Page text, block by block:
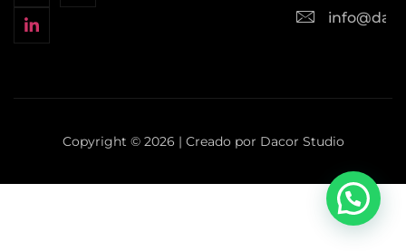
Copyright © 2026 | Creado por Dacor Studio